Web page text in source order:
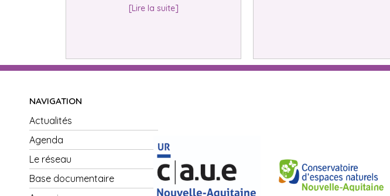
[Lire la suite]
NAVIGATION
Actualités
Agenda
Le réseau
Base documentaire